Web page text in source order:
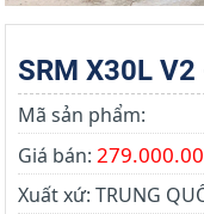
SRM X30L V2
Mã sản phẩm:
Giá bán:
Xuất xứ: TRUNG